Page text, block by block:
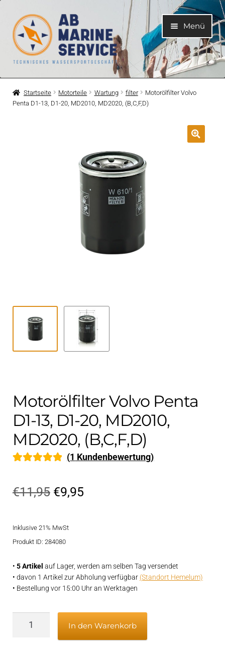
Zur
Navigation
springen
Zum
Inhalt
springen
Menü
Home
Motoren
Startseite Motorteile Wartung filter
Motorölfilter Volvo
Penta D1-13, D1-20, MD2010, MD2020, (B,C,F,D)
Motorölfilter Volvo Penta
D1-13, D1-20, MD2010,
MD2020, (B,C,F,D)
basierend auf
rtung
(1 Kundenbewertung)
€11,95 Ursprünglicher
war:
€9,95Aktueller
Inklusive 21% MwSt
Produkt ID: 284080
• 5 Artikel auf Lager, werden am selben Tag versendet
• davon 1 Artikel zur Abholung verfügbar (Standort Hemelum)
• Bestellung vor 15:00 Uhr an Werktagen
Motorölfilter
In den Warenkorb